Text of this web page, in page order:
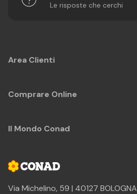
Le risposte che cerchi
Via Michelino, 59 | 40127 BOLOGNA
Area Clienti
Comprare Online
Il Mondo Conad